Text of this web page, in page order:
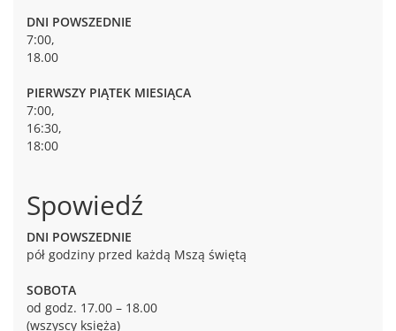
DNI POWSZEDNIE
7:00,
18.00
PIERWSZY PIĄTEK MIESIĄCA
7:00,
16:30,
18:00
Spowiedź
DNI POWSZEDNIE
pół godziny przed każdą Mszą świętą
SOBOTA
od godz. 17.00 – 18.00
(wszyscy księża)